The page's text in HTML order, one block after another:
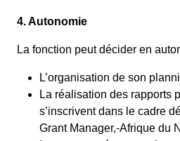
4. Autonomie
La fonction peut décider en
L’organisation de son
La réalisation des rapports
s’inscrivent dans le cadre
Grant Manager,-Afrique du